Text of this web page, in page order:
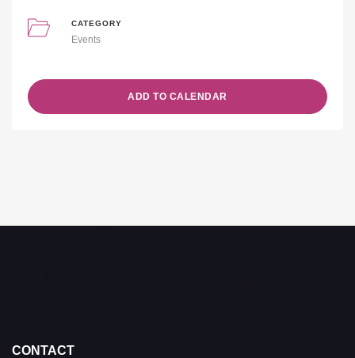
CATEGORY
Events
ADD TO CALENDAR
CONTACT